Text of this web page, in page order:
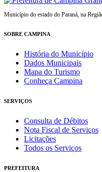
Município do estado do Paraná, na
SOBRE CAMPINA
História do Município
Dados Municipais
Mapa do Turismo
Conheça Campina
SERVIÇOS
Consulta de Débitos
Nota Fiscal de Serviços
Licitações
Todos os Serviços
PREFEITURA